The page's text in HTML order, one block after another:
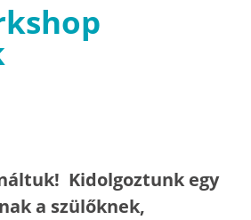
Kidolgoztunk egy
a szülőknek,